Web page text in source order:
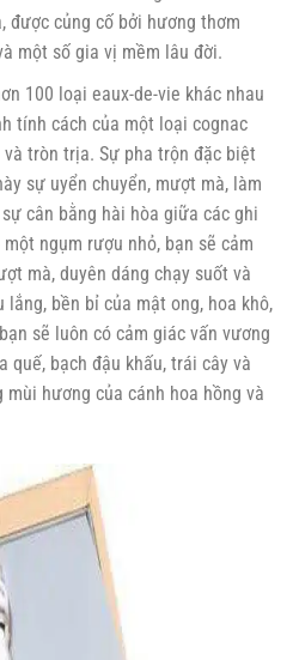
được củng cố bởi hương thơm
một số gia vị mềm lâu đời.
100 loại eaux-de-vie khác nhau
tính cách của một loại cognac
tròn trịa. Sự pha trộn đặc biệt
sự uyển chuyển, mượt mà, làm
cân bằng hài hòa giữa các ghi
ngụm rượu nhỏ, bạn sẽ cảm
mà, duyên dáng chạy suốt và
bền bỉ của mật ong, hoa khô,
sẽ luôn có cảm giác vấn vương
quế, bạch đậu khấu, trái cây và
hương của cánh hoa hồng và